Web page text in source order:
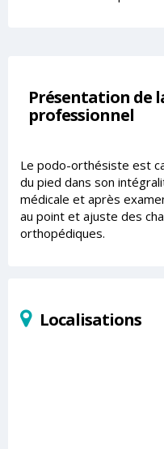
Présentation de
professionnel
Le podo-orthésiste est
du pied dans son
médicale et après
au point et ajuste des
orthopédiques.
Localisations